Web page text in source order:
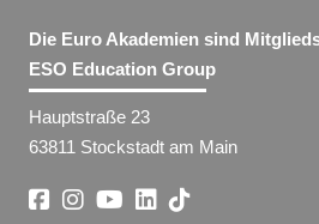
Die Euro Akademien sind
ESO Education Group
Hauptstraße 23
63811 Stockstadt am Main